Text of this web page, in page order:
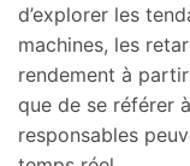
d’explorer les
machines, les
rendement à
que de se référer
responsables